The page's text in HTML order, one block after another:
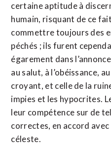
certaine aptitude à
humain, risquant de ce
commettre toujours des
péchés ; ils furent
égarement dans
au salut, à l’obéissance,
croyant, et celle de la
impies et les hypocrites.
leur compétence sur de
correctes, en accord avec
céleste.